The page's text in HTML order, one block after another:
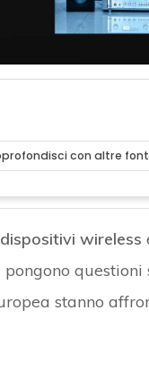
con altre
wireless
pongono
stanno